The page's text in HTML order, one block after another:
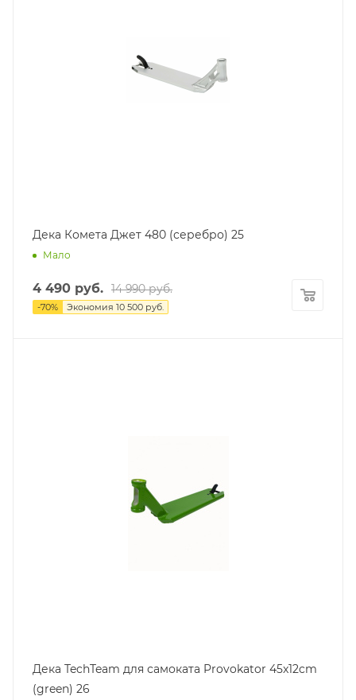
Дека Комета Джет 480 (серебро) 25
Мало
4 490 руб. 14 990руб.
-70% Экономия 10 500 руб.
Дека TechTeam для самоката Provokator 45x12cm
(green) 26